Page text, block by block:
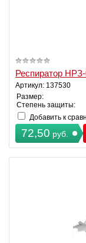
Респиратор
Артикул: 137530
Размер:
Степень защиты:
Добавить к
72,50 руб.